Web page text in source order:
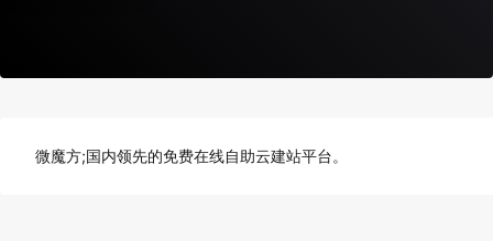
微魔方;国内领先的免费在线自助云建站平台。